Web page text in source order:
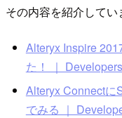
その内容を紹介してい
Alteryx Inspire
た！ ｜
Alteryx Connectに
でみる ｜